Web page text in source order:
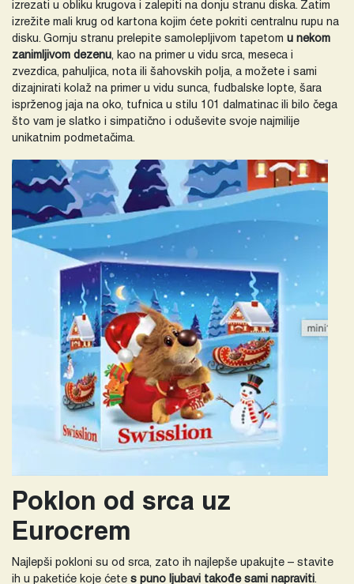
izrezati u obliku krugova i zalepiti na donju stranu diska. Zatim
izrežite mali krug od kartona kojim ćete pokriti centralnu rupu na
disku. Gornju stranu prelepite samolepljivom tapetom u nekom
zanimljivom dezenu, kao na primer u vidu srca, meseca i
zvezdica, pahuljica, nota ili šahovskih polja, a možete i sami
dizajnirati kolaž na primer u vidu sunca, fudbalske lopte, šara
isprženog jaja na oko, tufnica u stilu 101 dalmatinac ili bilo čega
što vam je slatko i simpatično i oduševite svoje najmilije
unikatnim podmetačima.
Poklon od srca uz
Eurocrem
Najlepši pokloni su od srca, zato ih najlepše upakujte – stavite
ih u paketiće koje ćete s puno ljubavi takođe sami napraviti .